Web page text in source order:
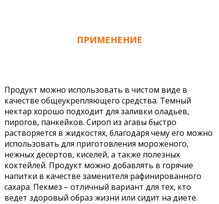
ПРИМЕНЕНИЕ
Продукт можно использовать в чистом виде в
качестве общеукрепляющего средства. Темный
нектар хорошо подходит для заливки оладьев,
пирогов, панкейков. Сироп из агавы быстро
растворяется в жидкостях, благодаря чему его можно
использовать для приготовления мороженого,
нежных десертов, киселей, а также полезных
коктейлей. Продукт можно добавлять в горячие
напитки в качестве заменителя рафинированного
сахара. Пекмез – отличный вариант для тех, кто
ведет здоровый образ жизни или сидит на диете.